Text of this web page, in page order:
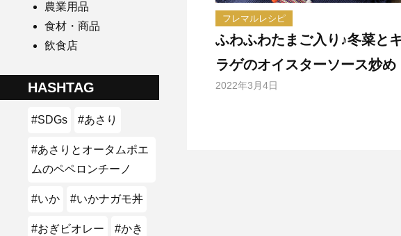
フレマルレシピ
ふわふわたまご入り♪冬菜と
ラゲのオイスターソース炒め
2022年3月4日
農業用品
食材・商品
飲食店
HASHTAG
#SDGs #あさり
#あさりとオータムポエ
ムのペペロンチーノ
#いか #いかナガモ丼
#おぎビオレー #かき